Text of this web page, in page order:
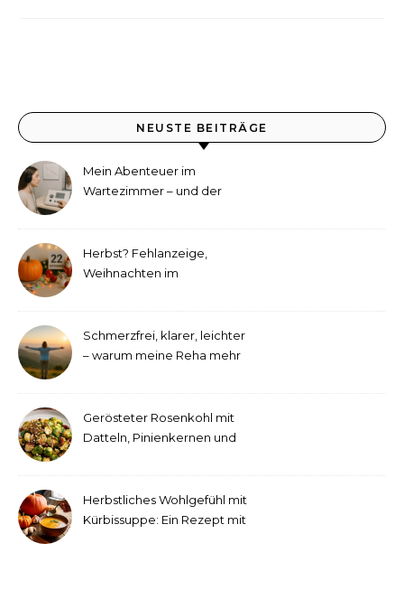
NEUSTE BEITRÄGE
Mein Abenteuer im
Wartezimmer – und der
Herbst? Fehlanzeige,
Weihnachten im
Schmerzfrei, klarer, leichter
– warum meine Reha mehr
Gerösteter Rosenkohl mit
Datteln, Pinienkernen und
Herbstliches Wohlgefühl mit
Kürbissuppe: Ein Rezept mit